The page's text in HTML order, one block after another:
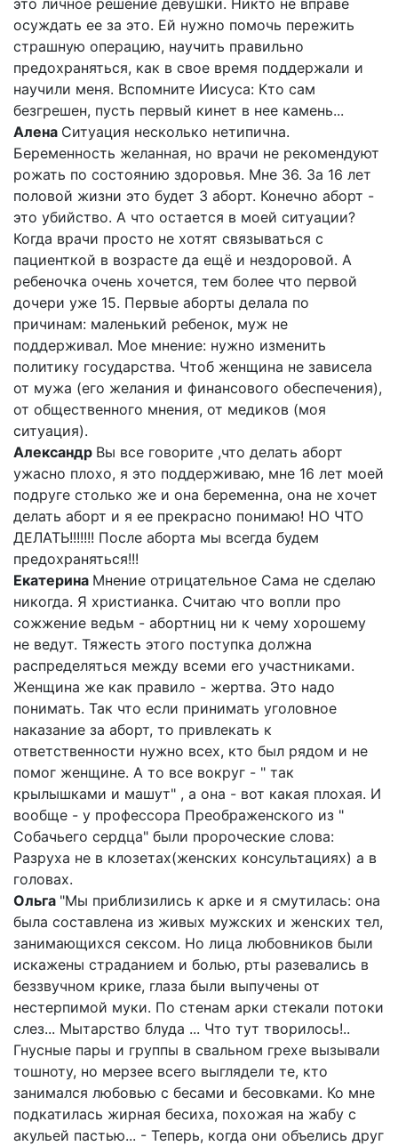
осуждать ее за это. Ей нужно помочь пережить
страшную операцию, научить правильно
предохраняться, как в свое время поддержали и
научили меня. Вспомните Иисуса: Кто сам
безгрешен, пусть первый кинет в нее камень...
Алена Ситуация несколько нетипична.
Беременность желанная, но врачи не рекомендуют
рожать по состоянию здоровья. Мне 36. За 16 лет
половой жизни это будет 3 аборт. Конечно аборт -
это убийство. А что остается в моей ситуации?
Когда врачи просто не хотят связываться с
пациенткой в возрасте да ещё и нездоровой. А
ребеночка очень хочется, тем более что первой
дочери уже 15. Первые аборты делала по
причинам: маленький ребенок, муж не
поддерживал. Мое мнение: нужно изменить
политику государства. Чтоб женщина не зависела
от мужа (его желания и финансового обеспечения),
от общественного мнения, от медиков (моя
ситуация).
Александр Вы все говорите ,что делать аборт
ужасно плохо, я это поддерживаю, мне 16 лет моей
подруге столько же и она беременна, она не хочет
делать аборт и я ее прекрасно понимаю! НО ЧТО
ДЕЛАТЬ!!!!!!! После аборта мы всегда будем
предохраняться!!!
Екатерина Мнение отрицательное Сама не сделаю
никогда. Я христианка. Считаю что вопли про
сожжение ведьм - абортниц ни к чему хорошему
не ведут. Тяжесть этого поступка должна
распределяться между всеми его участниками.
Женщина же как правило - жертва. Это надо
понимать. Так что если принимать уголовное
наказание за аборт, то привлекать к
ответственности нужно всех, кто был рядом и не
помог женщине. А то все вокруг - " так
крылышками и машут" , а она - вот какая плохая. И
вообще - у профессора Преображенского из "
Собачьего сердца" были пророческие слова:
Разруха не в клозетах(женских консультациях) а в
головах.
Ольга "Мы приблизились к арке и я смутилась: она
была составлена из живых мужских и женских тел,
занимающихся сексом. Но лица любовников были
искажены страданием и болью, рты разевались в
беззвучном крике, глаза были выпучены от
нестерпимой муки. По стенам арки стекали потоки
слез... Мытарство блуда ... Что тут творилось!..
Гнусные пары и группы в свальном грехе вызывали
тошноту, но мерзее всего выглядели те, кто
занимался любовью с бесами и бесовками. Ко мне
подкатилась жирная бесиха, похожая на жабу с
акульей пастью... - Теперь, когда они объелись друг